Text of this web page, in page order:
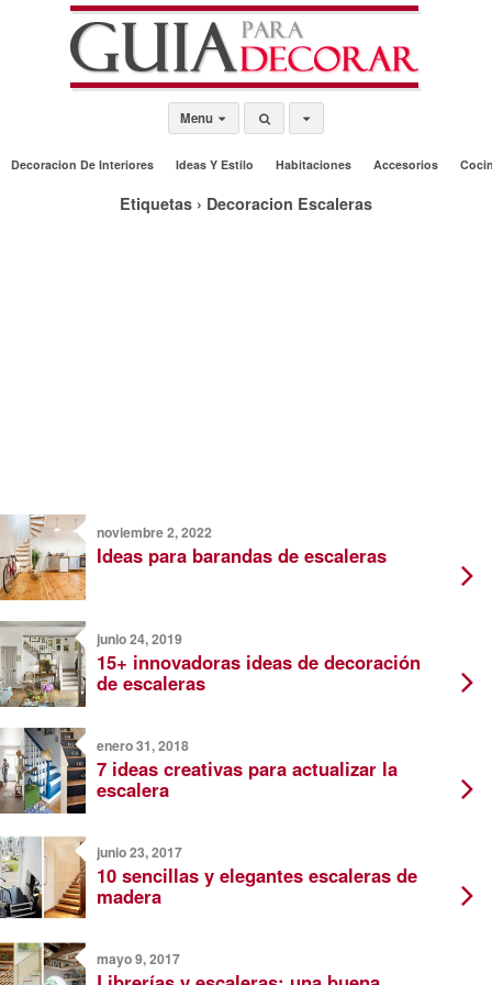
Menu
Decoracion De Interiores Ideas Y Estilo Habitaciones Accesorios
Etiquetas › Decoracion Escaleras
noviembre 2, 2022
Ideas para barandas de escaleras
junio 24, 2019
15+ innovadoras ideas de decoración
de escaleras
enero 31, 2018
7 ideas creativas para actualizar la
escalera
junio 23, 2017
10 sencillas y elegantes escaleras de
madera
mayo 9, 2017